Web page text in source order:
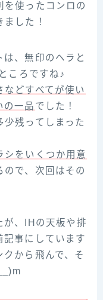
使ったコンロの
した！
、無印のヘラと
ころですね♪
どすべてが使い
の一品 でした！
残ってしまった
シをいくつか用意
で、次回はその
が、IHの天板や排
事にしています
から飛んで、そ